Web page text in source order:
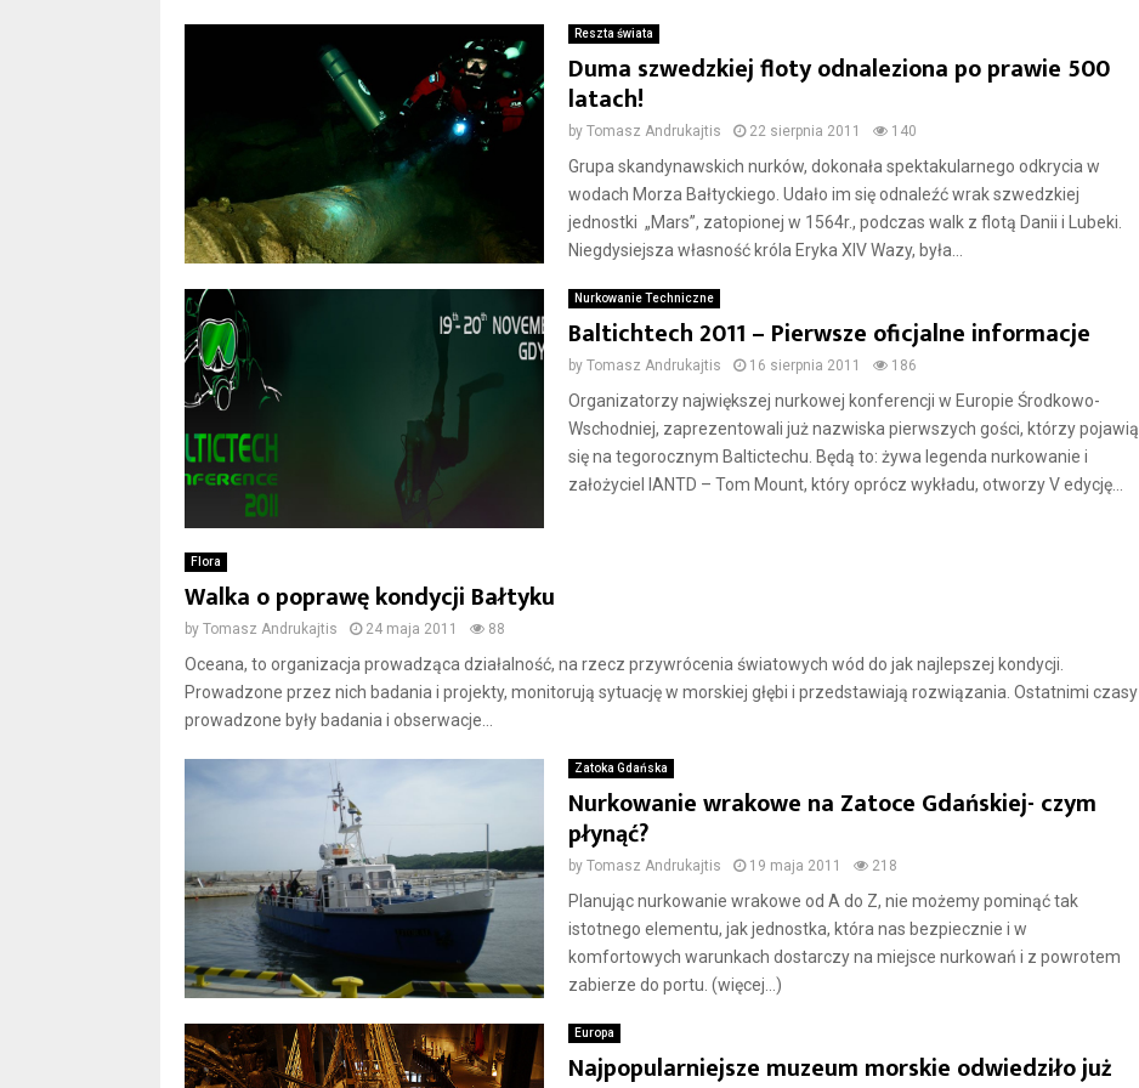
Reszta świata
Duma szwedzkiej floty odnaleziona po prawie 500
latach!
by Tomasz Andrukajtis 22 sierpnia 2011 140
Grupa skandynawskich nurków, dokonała spektakularnego odkrycia w
wodach Morza Bałtyckiego. Udało im się odnaleźć wrak szwedzkiej
jednostki „Mars”, zatopionej w 1564r., podczas walk z flotą Danii i Lubeki.
Niegdysiejsza własność króla Eryka XIV Wazy, była...
Nurkowanie Techniczne
Baltichtech 2011 – Pierwsze oficjalne informacje
by Tomasz Andrukajtis 16 sierpnia 2011 186
Organizatorzy największej nurkowej konferencji w Europie Środkowo-
Wschodniej, zaprezentowali już nazwiska pierwszych gości, którzy pojawią
się na tegorocznym Baltictechu. Będą to: żywa legenda nurkowanie i
założyciel IANTD – Tom Mount, który oprócz wykładu, otworzy V edycję...
Flora
Walka o poprawę kondycji Bałtyku
by Tomasz Andrukajtis 24 maja 2011 88
Oceana, to organizacja prowadząca działalność, na rzecz przywrócenia światowych wód do jak najlepszej kondycji.
Prowadzone przez nich badania i projekty, monitorują sytuację w morskiej głębi i przedstawiają rozwiązania. Ostatnimi czasy
prowadzone były badania i obserwacje...
Zatoka Gdańska
Nurkowanie wrakowe na Zatoce Gdańskiej- czym
płynąć?
by Tomasz Andrukajtis 19 maja 2011 218
Planując nurkowanie wrakowe od A do Z, nie możemy pominąć tak
istotnego elementu, jak jednostka, która nas bezpiecznie i w
komfortowych warunkach dostarczy na miejsce nurkowań i z powrotem
zabierze do portu. (więcej…)
Europa
Najpopularniejsze muzeum morskie odwiedziło już